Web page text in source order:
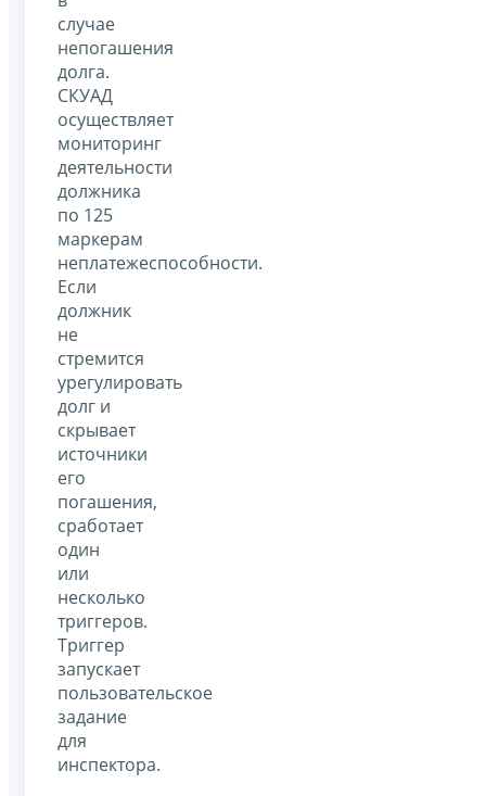
случае
непогашения
долга.
СКУАД
осуществляет
мониторинг
деятельности
должника
по 125
маркерам
неплатежеспособности.
Если
должник
не
стремится
урегулировать
долг и
скрывает
источники
его
погашения,
сработает
один
или
несколько
триггеров.
Триггер
запускает
пользовательское
задание
для
инспектора.